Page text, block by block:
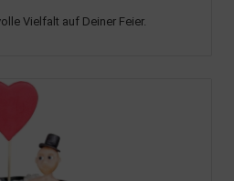
Vielfalt auf Deiner Feier.